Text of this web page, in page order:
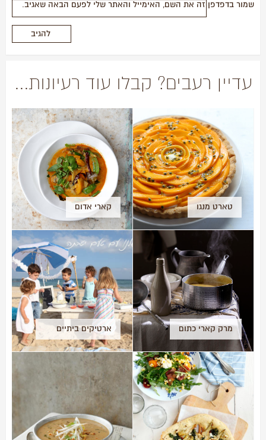
שמור בדפדפן זה את השם, האימייל והאתר שלי לפעם הבאה שאגיב.
עדיין רעבים? קבלו עוד רעיונות...
טארט מנגו קארי אדום
מרק קארי כתום ארטיקים ביתיים
ומלבי בחוף תל